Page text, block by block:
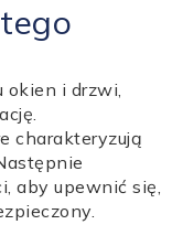
okien i drzwi,
charakteryzują
aby upewnić się,